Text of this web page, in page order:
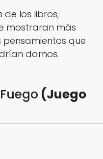
de los libros,
mostraran más
pensamientos que
darnos.
(Juego